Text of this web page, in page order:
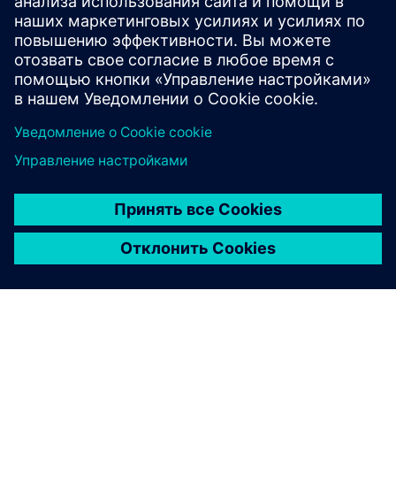
Дополнительная информация и
ресурсы
Подробнее